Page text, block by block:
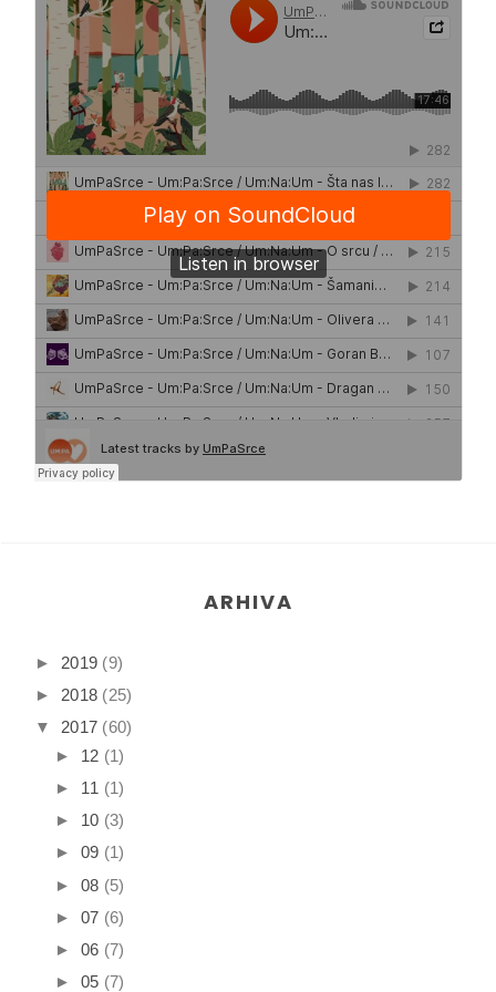
ARHIVA
► 2019 (9)
► 2018 (25)
▼
2017 (60)
► 12 (1)
► 11 (1)
► 10 (3)
► 09 (1)
► 08 (5)
► 07 (6)
► 06 (7)
► 05 (7)